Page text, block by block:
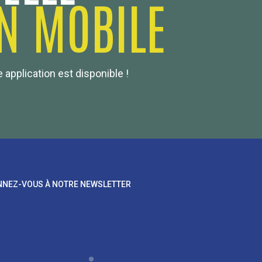
MOBILE
application est disponible !
VOUS À NOTRE NEWSLETTER